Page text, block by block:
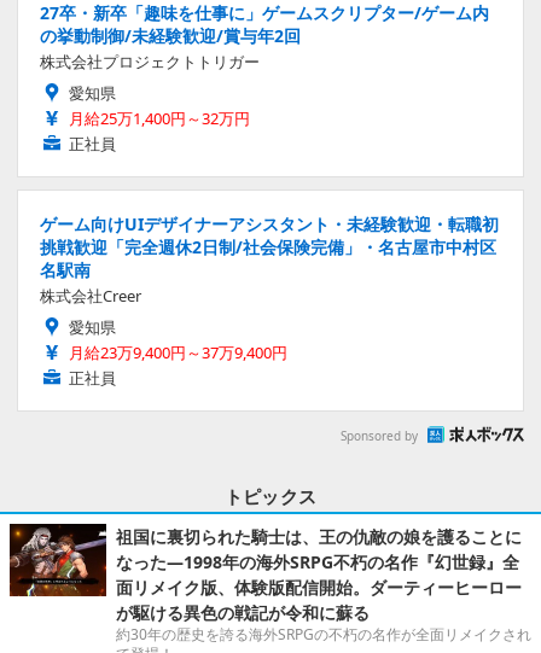
27卒・新卒「趣味を仕事に」ゲームスクリプター/ゲーム内
の挙動制御/未経験歓迎/賞与年2回
株式会社プロジェクトトリガー
愛知県
月給25万1,400円～32万円
正社員
ゲーム向けUIデザイナーアシスタント・未経験歓迎・転職初
挑戦歓迎「完全週休2日制/社会保険完備」・名古屋市中村区
名駅南
株式会社Creer
愛知県
月給23万9,400円～37万9,400円
正社員
Sponsored by
トピックス
祖国に裏切られた騎士は、王の仇敵の娘を護ることに
なった―1998年の海外SRPG不朽の名作『幻世録』全
面リメイク版、体験版配信開始。ダーティーヒーロー
が駆ける異色の戦記が令和に蘇る
約30年の歴史を誇る海外SRPGの不朽の名作が全面リメイクされ